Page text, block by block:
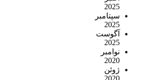
2025
سپتامبر
2025
آگوست
2025
نوامبر
2020
ژوئن